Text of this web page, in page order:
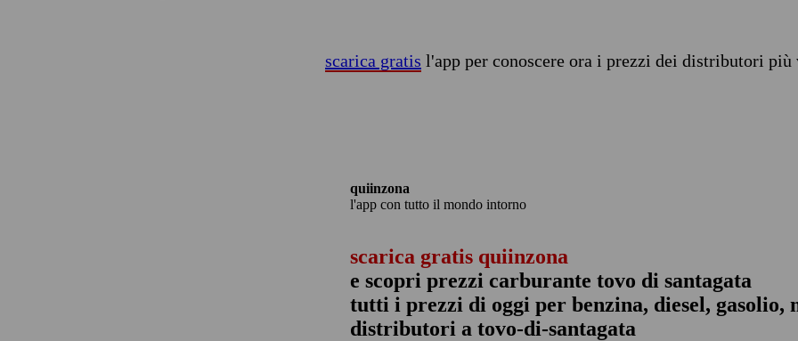
scarica gratis l'app per conoscere ora i prezzi dei distributori più
quiinzona
l'app con tutto il mondo intorno
scarica gratis quiinzona
e scopri prezzi carburante tovo di santagata
tutti i prezzi di oggi per benzina, diesel, gasolio,
distributori a tovo-di-santagata